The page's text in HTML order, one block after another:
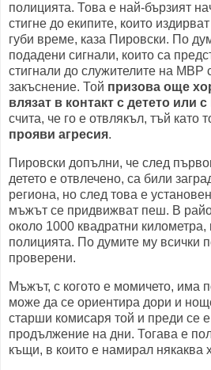
полицията. Това е най-бързият
стигне до екипите, които
губи време, каза Пировски. По
подадени сигнали, които са
стигнали до служителите на МВР
закъснение. Той призова още
влязат в контакт с детето или
счита, че го е отвлякъл, тъй като
прояви агресия.
Пировски допълни, че след
детето е отвлечено, са били
региона, но след това е
мъжът се придвижват пеш. В
около 1000 квадратни километра,
полицията. По думите му всички
проверени.
Мъжът, с когото е момичето, има
може да се ориентира дори и
старши комисаря той и преди се
продължение на дни. Тогава е
къщи, в които е намирал някаква